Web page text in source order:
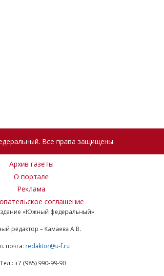
Все права защищены.
Архив газеты
О портале
Реклама
соглашение
«Южный федеральный»
редактор – Камаева А.В.
почта: redaktor@u-f.ru
Тел.: +7 (985) 990-99-90